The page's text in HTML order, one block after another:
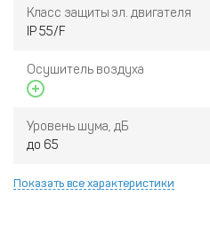
Класс защиты эл. двигателя
IP 55/F
Осушитель воздуха
Уровень шума, дБ
до 65
Показать все характеристики